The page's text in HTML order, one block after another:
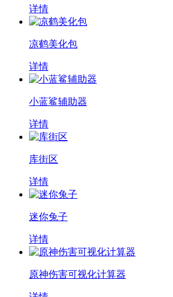
详情
凉鹤美化包
详情
小蓝鲨辅助器
详情
库街区
详情
迷你兔子
详情
原神伤害可视化计算器